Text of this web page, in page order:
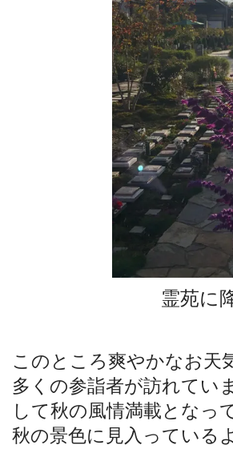
霊苑に
このところ爽やかなお天
多くの参詣者が訪れてい
して秋の風情満載となっ
秋の景色に見入っている